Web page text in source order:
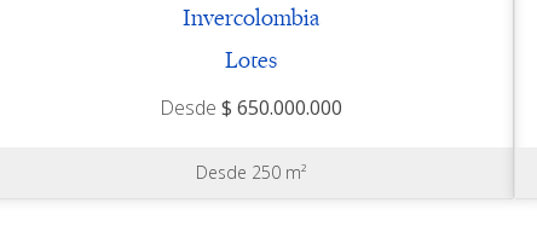
Invercolombia
Lotes
Desde $ 650.000.000
Desde 250 m²